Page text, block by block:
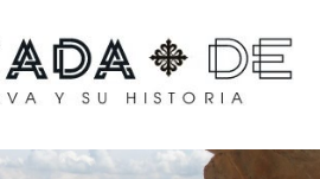
Calatrava y
historia